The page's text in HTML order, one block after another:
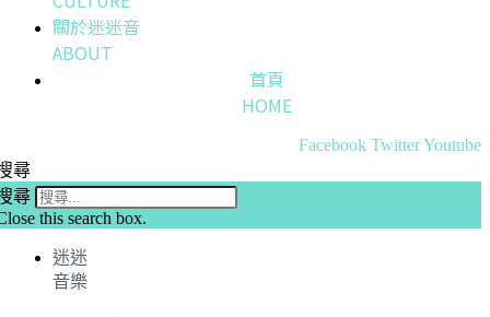
關於迷迷音
ABOUT
首頁
HOME
Facebook TwitterYoutube
尋
尋
this search box.
迷迷
音樂